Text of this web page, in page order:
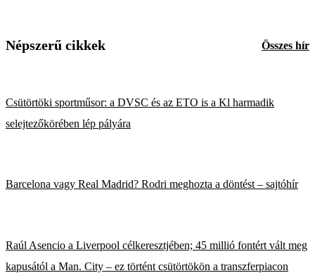
Népszerű cikkek Összes hír
Csütörtöki sportműsor: a DVSC és az ETO is a Kl harmadik
selejtezőkörében lép pályára
Barcelona vagy Real Madrid? Rodri meghozta a döntést – sajtóhír
Raúl Asencio a Liverpool célkeresztjében; 45 millió fontért vált meg
kapusától a Man. City – ez történt csütörtökön a transzferpiacon